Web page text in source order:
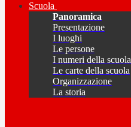
Scuola
Panoramica
Presentazione
I luoghi
Le persone
I numeri della scuola
Le carte della scuola
Organizzazione
La storia